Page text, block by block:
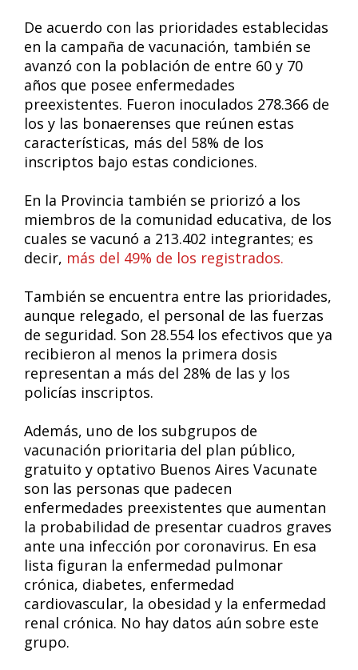
De acuerdo con las prioridades establecidas
en la campaña de vacunación, también se
avanzó con la población de entre 60 y 70
años que posee enfermedades
preexistentes. Fueron inoculados 278.366 de
los y las bonaerenses que reúnen estas
características, más del 58% de los
inscriptos bajo estas condiciones.
En la Provincia también se priorizó a los
miembros de la comunidad educativa, de los
cuales se vacunó a 213.402 integrantes; es
decir, más del 49% de los registrados.
También se encuentra entre las prioridades,
aunque relegado, el personal de las fuerzas
de seguridad. Son 28.554 los efectivos que ya
recibieron al menos la primera dosis
representan a más del 28% de las y los
policías inscriptos.
Además, uno de los subgrupos de
vacunación prioritaria del plan público,
gratuito y optativo Buenos Aires Vacunate
son las personas que padecen
enfermedades preexistentes que aumentan
la probabilidad de presentar cuadros graves
ante una infección por coronavirus. En esa
lista figuran la enfermedad pulmonar
crónica, diabetes, enfermedad
cardiovascular, la obesidad y la enfermedad
renal crónica. No hay datos aún sobre este
grupo.